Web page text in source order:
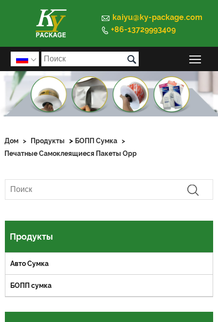
 kaiyu@ky-package.com
 +86-13729993409
 
Дом > Продукты > БОПП Сумка >
Печатные Самоклеящиеся Пакеты Opp
Продукты
Авто Сумка
БОПП сумка